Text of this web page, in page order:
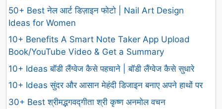
50+ Best नेल आर्ट डिज़ाइन फोटो | Nail Art Design
Ideas for Women
10+ Benefits A Smart Note Taker App Upload
Book/YouTube Video & Get a Summary
10+ Ideas बॉडी लैंग्वेज कैसे पहचाने | बॉडी लैंग्वेज कैसे सुधारे
10+ Ideas सुंदर और आसान मेहंदी डिजाइन बनाए अपने हाथों पर
30+ Best श्रीमद्भगवद्गीता श्री कृष्ण अनमोल वचन